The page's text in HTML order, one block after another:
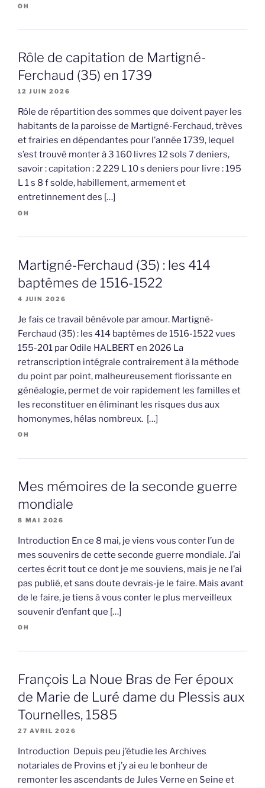
OH
Rôle de capitation de Martigné-
Ferchaud (35) en 1739
12 JUIN 2026
Rôle de répartition des sommes que doivent payer les
habitants de la paroisse de Martigné-Ferchaud, trèves
et frairies en dépendantes pour l’année 1739, lequel
s’est trouvé monter à 3 160 livres 12 sols 7 deniers,
savoir : capitation : 2 229 L 10 s deniers pour livre : 195
L 1 s 8 f solde, habillement, armement et
entretinnement des […]
OH
Martigné-Ferchaud (35) : les 414
baptêmes de 1516-1522
4 JUIN 2026
Je fais ce travail bénévole par amour. Martigné-
Ferchaud (35) : les 414 baptêmes de 1516-1522 vues
155-201 par Odile HALBERT en 2026 La
retranscription intégrale contrairement à la méthode
du point par point, malheureusement florissante en
généalogie, permet de voir rapidement les familles et
les reconstituer en éliminant les risques dus aux
homonymes, hélas nombreux. […]
OH
Mes mémoires de la seconde guerre
mondiale
8 MAI 2026
Introduction En ce 8 mai, je viens vous conter l’un de
mes souvenirs de cette seconde guerre mondiale. J’ai
certes écrit tout ce dont je me souviens, mais je ne l’ai
pas publié, et sans doute devrais-je le faire. Mais avant
de le faire, je tiens à vous conter le plus merveilleux
souvenir d’enfant que […]
OH
François La Noue Bras de Fer époux
de Marie de Luré dame du Plessis aux
Tournelles, 1585
27 AVRIL 2026
Introduction Depuis peu j’étudie les Archives
notariales de Provins et j’y ai eu le bonheur de
remonter les ascendants de Jules Verne en Seine et